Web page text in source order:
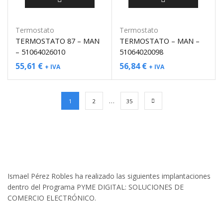
Termostato
TERMOSTATO 87 – MAN
– 51064026010
55,61 € + IVA
Termostato
TERMOSTATO – MAN –
51064020098
56,84€ + IVA
1 2 … 35
Ismael Pérez Robles ha realizado las siguientes implantaciones
dentro del Programa PYME DIGITAL: SOLUCIONES DE
COMERCIO ELECTRÓNICO.